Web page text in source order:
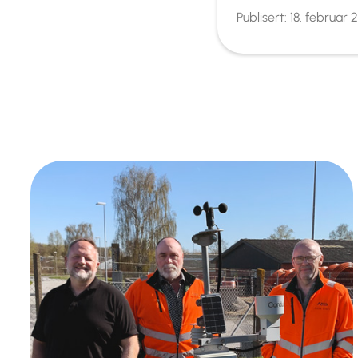
Publisert: 18. februar